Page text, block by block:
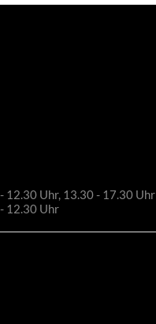
12.30 Uhr, 13.30 - 17.30 Uhr
12.30 Uhr